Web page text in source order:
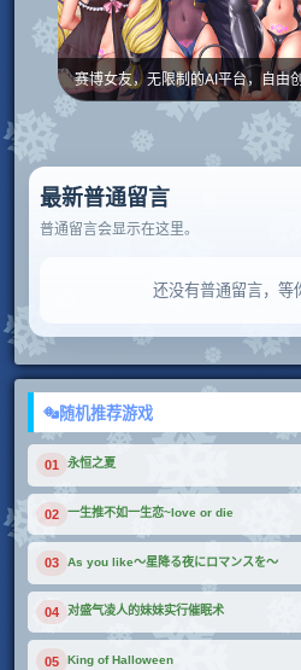
赛博女友，无限制的AI平台，自由
最新普通留言
普通留言会显示在这里。
还没有普通留言，等
随机推荐游戏
01 永恒之夏
02 一生推不如一生恋~love or die
03 As you like～星降る夜にロマンスを～
04 对盛气凌人的妹妹实行催眠术
05 King of Halloween